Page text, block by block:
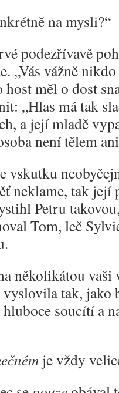
na mysli?“
podezřívavě
„Vás vážně
host měl o dost
„Hlas má tak
a její mladě
není tělem
vskutku
neklame, tak její
Petru
Tom, leč
několikátou
tak, jako
soucítí a
je vždy